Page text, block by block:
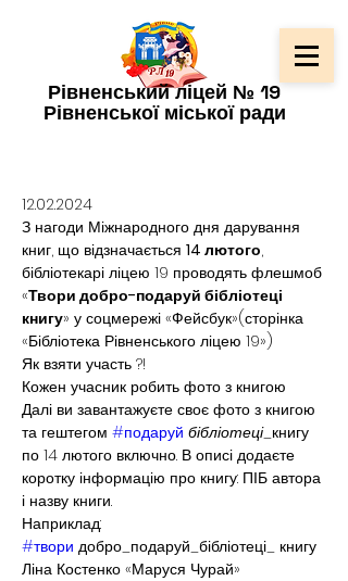
Рівненський ліцей № 19
Рівненської міської ради
12.02.2024
З нагоди Міжнародного дня дарування
книг, що відзначається 14 лютого,
бібліотекарі ліцею 19 проводять флешмоб
«Твори добро-подаруй бібліотеці
книгу» у соцмережі «Фейсбук»(сторінка
«Бібліотека Рівненського ліцею 19»)
Як взяти участь ?!
Кожен учасник робить фото з книгою
Далі ви завантажуєте своє фото з книгою
та гештегом #подаруй бібліотеці_книгу
по 14 лютого включно. В описі додаєте
коротку інформацію про книгу: ПІБ автора
і назву книги.
Наприклад:
#твори добро_подаруй_бібліотеці_ книгу
Ліна Костенко «Маруся Чурай»